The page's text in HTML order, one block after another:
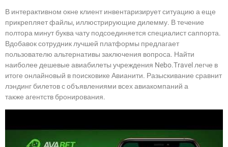
В интерактивном окне клиент инвентаризирует ситуацию а еще
прикрепляет файлы, иллюстрирующие дилемму. В течение
полтора минут буква чату подсоединяется специалист саппорта.
Вдобавок сотрудник лучшей платформы предлагает
пользователю альтернативы заключения вопроса. Найти
наиболее дешевые авиабилеты учреждения Nebo.Travel легче в
итоге онлайновый в поисковике Авианити. Разыскивание сравнит
лэндинг билетов с объявлениями всех авиакомпаний а
также агентств бронирования.